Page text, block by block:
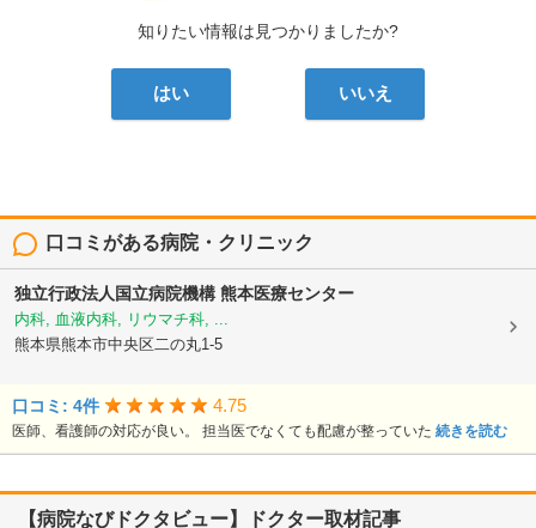
知りたい情報は見つかりましたか?
はい いいえ
口コミがある病院・クリニック
独立行政法人国立病院機構熊本医療センター
内科, 血液内科, リウマチ科, ...
熊本県熊本市中央区二の丸1-5
口コミ: 4件 4.75
医師、看護師の対応が良い。 担当医でなくても配慮が整っていた 続きを読む
【病院なびドクタビュー】ドクター取材記事